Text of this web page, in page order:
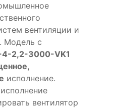
вентиляции и
Модель с
2,2-3000-VK1
исполнение.
вентилятор